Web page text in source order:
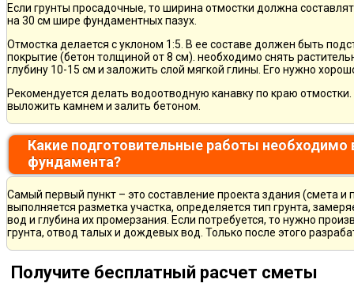
Если грунты просадочные, то ширина отмостки должна
на 30 см шире фундаментных пазух.
Отмостка делается с уклоном 1:5. В ее составе должен быть
покрытие (бетон толщиной от 8 см). необходимо снять
глубину 10-15 см и заложить слой мягкой глины. Его нужно
Рекомендуется делать водоотводную канавку по краю
выложить камнем и залить бетоном.
Какие подготовительные работы необходимо
фундамента?
Самый первый пункт – это составление проекта здания (смета
выполняется разметка участка, определяется тип грунта,
вод и глубина их промерзания. Если потребуется, то нужно
грунта, отвод талых и дождевых вод. Только после этого
Получите бесплатный расчет сметы